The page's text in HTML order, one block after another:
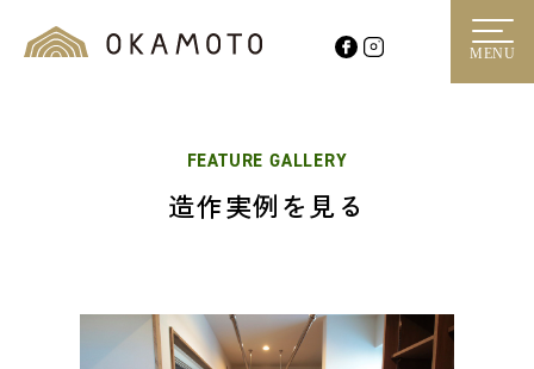
MENU
FEATURE GALLERY
造作実例を見る